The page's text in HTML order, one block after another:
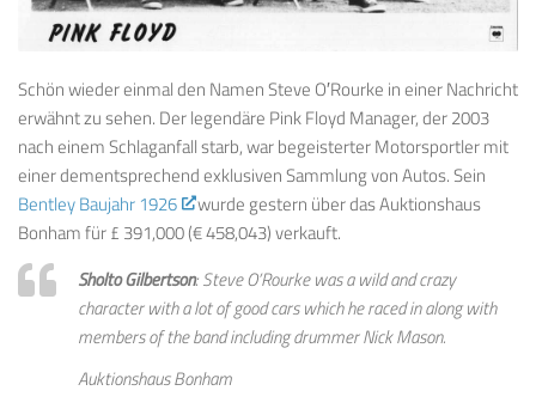
Schön wieder einmal den Namen Steve O′Rourke in einer Nachricht
erwähnt zu sehen. Der legendäre Pink Floyd Manager, der 2003
nach einem Schlaganfall starb, war begeisterter Motorsportler mit
einer dementsprechend exklusiven Sammlung von Autos. Sein
Bentley Baujahr 1926
wurde gestern über das Auktionshaus
Bonham für £ 391,000 (€ 458,043) verkauft.
Sholto Gilbertson: Steve O’Rourke was a wild and crazy
character with a lot of good cars which he raced in along with
members of the band including drummer Nick Mason.
Auktionshaus Bonham